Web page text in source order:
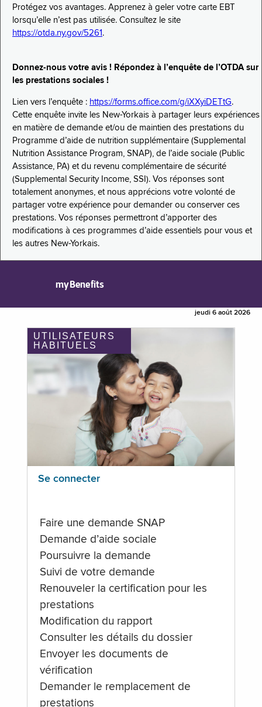
Protégez vos avantages. Apprenez à geler votre carte EBT
lorsqu’elle n’est pas utilisée. Consultez le site
https://otda.ny.gov/5261 .
Donnez-nous votre avis ! Répondez à l’enquête de l’OTDA sur
les prestations sociales !
Lien vers l’enquête : https://forms.office.com/g/iXXyiDETtG.
Cette enquête invite les New-Yorkais à partager leurs expériences
en matière de demande et/ou de maintien des prestations du
Programme d’aide de nutrition supplémentaire (Supplemental
Nutrition Assistance Program, SNAP), de l’aide sociale (Public
Assistance, PA) et du revenu complémentaire de sécurité
(Supplemental Security Income, SSI). Vos réponses sont
totalement anonymes, et nous apprécions votre volonté de
partager votre expérience pour demander ou conserver ces
prestations. Vos réponses permettront d’apporter des
modifications à ces programmes d’aide essentiels pour vous et
les autres New-Yorkais.
myBenefits
jeudi 6 août 2026
UTILISATEURS
HABITUELS
Se connecter
Faire une demande SNAP
Demande d’aide sociale
Poursuivre la demande
Suivi de votre demande
Renouveler la certification pour les
prestations
Modification du rapport
Consulter les détails du dossier
Envoyer les documents de
vérification
Demander le remplacement de
prestations